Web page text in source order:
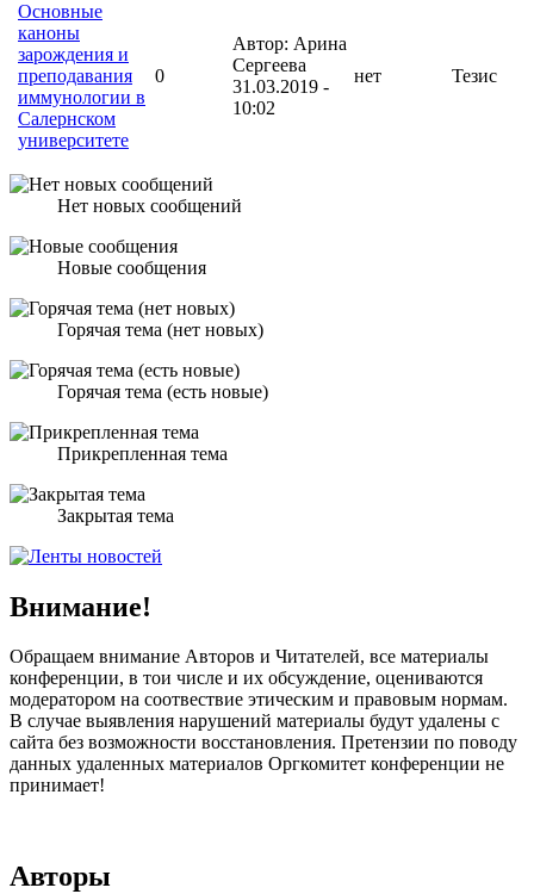
Основные
каноны
зарождения и
преподавания
иммунологии в
Салернском
университете
0
Автор: Арина
Сергеева
31.03.2019 -
10:02
нет Тезис
Нет новых сообщений
Новые сообщения
Горячая тема (нет новых)
Горячая тема (есть новые)
Прикрепленная тема
Закрытая тема
Внимание!
Обращаем внимание Авторов и Читателей, все материалы
конференции, в тои числе и их обсуждение, оцениваются
модератором на соотвествие этическим и правовым нормам.
В случае выявления нарушений материалы будут удалены с
сайта без возможности восстановления. Претензии по поводу
данных удаленных материалов Оргкомитет конференции не
принимает!
Авторы